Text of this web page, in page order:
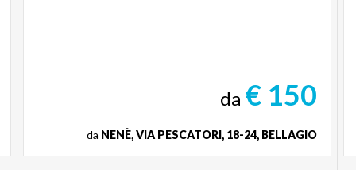
da € 150
da NENÈ, VIA PESCATORI, 18-24, BELLAGIO